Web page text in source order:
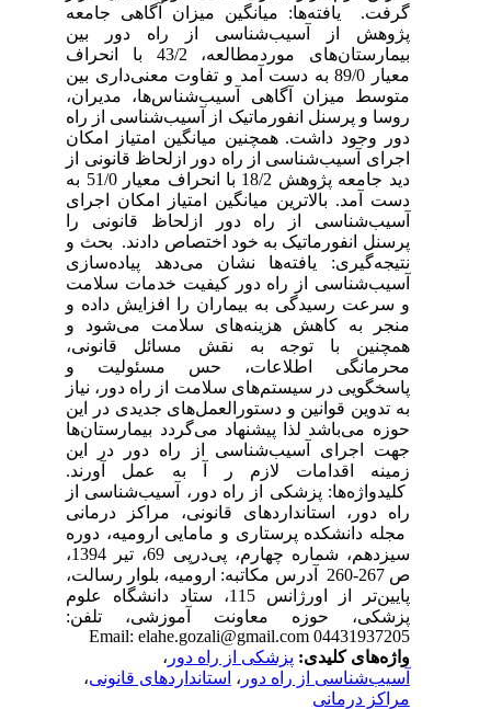
گرفت. یافته‌ها: میانگین میزان آگاهی جامعه
پژوهش از آسیب‌شناسی از راه دور بین
بیمارستان‌های موردمطالعه، 43/2 با انحراف
معیار 89/0 به دست آمد و تفاوت معنی‌داری بین
متوسط میزان آگاهی آسیب‌شناس‌ها، مدیران،
روسا و پرسنل انفورماتیک از آسیب‌شناسی از راه
دور وجود داشت. همچنین میانگین امتیاز امکان
اجرای آسیب‌شناسی از راه دور ازلحاظ قانونی از
دید جامعه پژوهش 18/2 با انحراف معیار 51/0 به
دست آمد. بالاترین میانگین امتیاز امکان اجرای
آسیب‌شناسی از راه دور ازلحاظ قانونی را
پرسنل انفورماتیک به خود اختصاص دادند. بحث و
نتیجه‌گیری: یافته‌ها نشان می‌دهد پیاده‌سازی
آسیب‌شناسی از راه دور کیفیت خدمات سلامت
و سرعت رسیدگی به بیماران را افزایش داده و
منجر به کاهش هزینه‌های سلامت می‌شود و
همچنین با توجه به نقش مسائل قانونی،
محرمانگی اطلاعات، حس مسئولیت و
پاسخگویی در سیستم‌های سلامت از راه دور، نیاز
به تدوین قوانین و دستورالعمل‌های جدیدی در این
حوزه می‌باشد لذا پیشنهاد می‌گردد بیمارستان‌ها
جهت اجرای آسیب‌شناسی از راه دور در این
زمینه اقدامات لازم ر آ به عمل آورند.
کلیدواژه‌ها: پزشکی از راه دور، آسیب‌شناسی از
راه دور، استانداردهای قانونی، مراکز درمانی
مجله دانشکده پرستاری و مامایی ارومیه، دوره
سیزدهم، شماره چهارم، پی‌درپی 69، تیر 1394،
ص 267-260 آدرس مکاتبه: ارومیه، بلوار رسالت،
پایین‌تر از اورژانس 115، ستاد دانشگاه علوم
پزشکی، حوزه معاونت آموزشی، تلفن:
04431937205 Email: elahe.gozali@gmail.com
واژه‌های کلیدی:پزشکی از راه دور،
آسیب‌شناسی از راه دور، استانداردهای قانونی،
مراکز درمانی